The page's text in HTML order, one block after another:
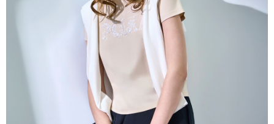
買賣價金債權讓與本公司後，依約使用本公司帳單繳交帳款。
2.基於同意付款使用「大哥付你分期」之契約關係目的，商店將以您的個人
資料（包含姓名、電話或地址）提供予台灣大哥大進項蒐集、處理及利用，
由本公司與您本人進行分期帳單所需資料之確認、核對及更正。
3.完整用戶服務條款，請詳閱以下連結： https://oppay.tw/userRule
每筆NT$80，滿NT$1,000(含以上)免運費